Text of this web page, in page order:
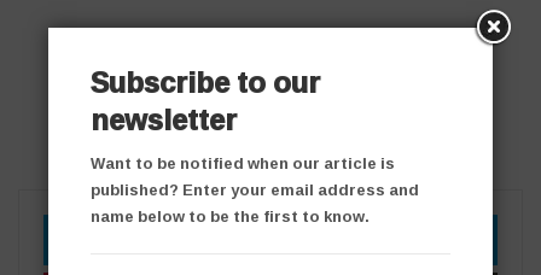
Subscribe to our
newsletter
Want to be notified when our article is
published? Enter your email address and
name below to be the first to know.